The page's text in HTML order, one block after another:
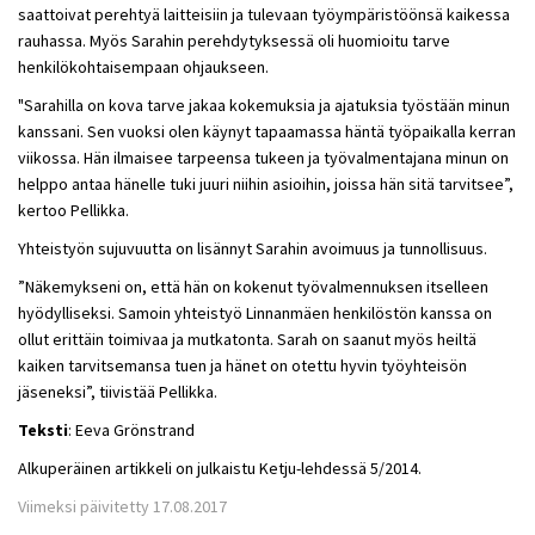
saattoivat perehtyä laitteisiin ja tulevaan työympäristöönsä kaikessa
rauhassa. Myös Sarahin perehdytyksessä oli huomioitu tarve
henkilökohtaisempaan ohjaukseen.
"Sarahilla on kova tarve jakaa kokemuksia ja ajatuksia työstään minun
kanssani. Sen vuoksi olen käynyt tapaamassa häntä työpaikalla kerran
viikossa. Hän ilmaisee tarpeensa tukeen ja työvalmentajana minun on
helppo antaa hänelle tuki juuri niihin asioihin, joissa hän sitä tarvitsee”,
kertoo Pellikka.
Yhteistyön sujuvuutta on lisännyt Sarahin avoimuus ja tunnollisuus.
”Näkemykseni on, että hän on kokenut työvalmennuksen itselleen
hyödylliseksi. Samoin yhteistyö Linnanmäen henkilöstön kanssa on
ollut erittäin toimivaa ja mutkatonta. Sarah on saanut myös heiltä
kaiken tarvitsemansa tuen ja hänet on otettu hyvin työyhteisön
jäseneksi”, tiivistää Pellikka.
Teksti: Eeva Grönstrand
Alkuperäinen artikkeli on julkaistu Ketju-lehdessä 5/2014.
Viimeksi päivitetty 17.08.2017